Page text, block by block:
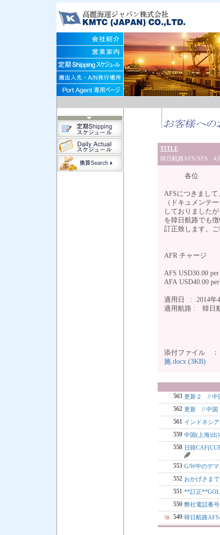
TITLE
韓日航路AFS/AFA 4
各位
AFSにつきまし
（ドキュメンテ
しておりました
を韓日航路でも
訂正致します。
AFR チャージ
AFS
AFA USD40.00
適用日 : 2014年
適用航路 : 韓日
添付ファイル
施.docx (3KB)
563 更新２ // 中
562 更新 // 中国
561 インドネシ
559 中国(上海)
558 日韓
553 G/W中のデ
552 おかげさま
551 **訂正
550 弊社電話番
549 韓日航路